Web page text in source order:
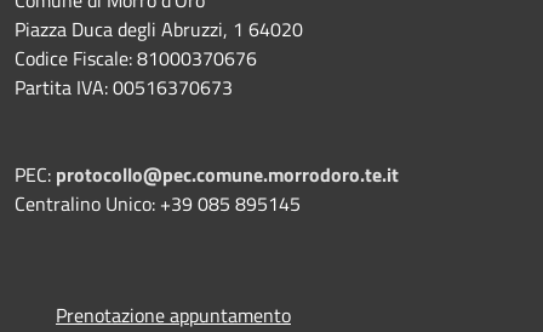
Piazza Duca degli Abruzzi, 1 64020
Codice Fiscale: 81000370676
Partita IVA: 00516370673
PEC: protocollo@pec.comune.morrodoro.te.it
Centralino Unico: +39 085 895145
Prenotazione appuntamento